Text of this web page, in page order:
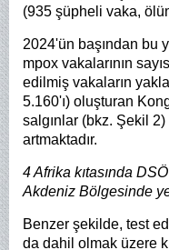
(935 şüpheli vaka,
2024'ün başından bu
mpox vakalarının
edilmiş vakaların
5.160'ı) oluşturan
salgınlar (bkz. Şekil
artmaktadır.
4 Afrika kıtasında
Akdeniz Bölgesinde
Benzer şekilde, test
da dahil olmak üzere